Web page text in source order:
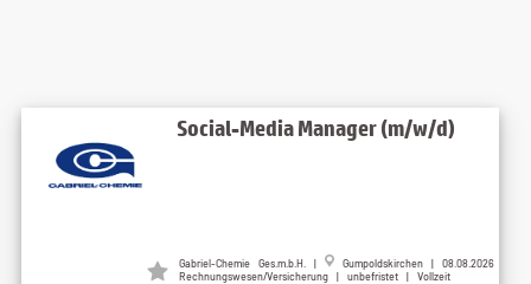
Social-Media Manager (m/w/d)
Gabriel-Chemie Ges.m.b.H. |
Gumpoldskirchen | 08.08.2026
Rechnungswesen/Versicherung | unbefristet | Vollzeit